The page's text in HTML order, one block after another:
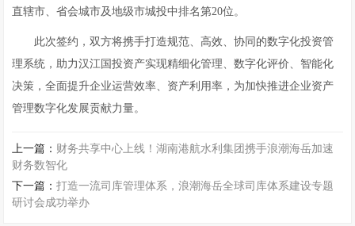
直辖市、省会城市及地级市城投中排名第20位。
此次签约，双方将携手打造规范、高效、协同的数字化投资管
理系统，助力汉江国投资产实现精细化管理、数字化评价、智能化
决策，全面提升企业运营效率、资产利用率，为加快推进企业资产
管理数字化发展贡献力量。
上一篇： 财务共享中心上线！湖南港航水利集团携手浪潮海岳加速
财务数智化
下一篇：打造一流司库管理体系，浪潮海岳全球司库体系建设专题
研讨会成功举办